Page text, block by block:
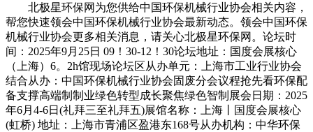
北极星环保网为您供给中国环保机械行业协会相关内容，
帮您快速领会中国环保机械行业协会最新动态。领会中国环保
机械行业协会更多相关消息，请关心北极星环保网。论坛时
间：2025年9月25日 09！30-12！30论坛地址：国度会展核心
（上海）6。2h馆现场论坛区从办单元：上海市工业行业协会
结合从办：中国环保机械行业协会固废分会议程抢先看环保配
备支撑高端制制业绿色转型成长聚焦绿色智制展会日期：2025
年6月4-6日(礼拜三至礼拜五)展馆名称：上海丨国度会展核心
(虹桥) 地址：上海市青浦区盈港东168号从办机构：中华环保